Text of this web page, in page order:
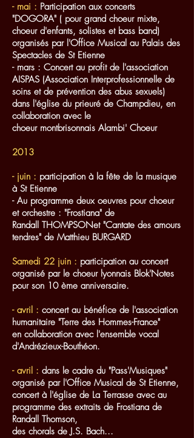
- mai : Participation aux concerts
"DOGORA" ( pour grand choeur mixte,
choeur d'enfants, solistes et bass band)
organisés par l'Office Musical au Palais des
Spectacles de St Etienne
- mars : Concert au profit de l'association
AISPAS (Association Interprofessionnelle de
soins et de prévention des abus sexuels)
dans l'église du prieuré de Champdieu, en
collaboration avec le
choeur montbrisonnais Alambi' Choeur
2013
- juin : participation à la fête de la musique
à St Etienne
- Au programme deux oeuvres pour choeur
et orchestre : "Frostiana" de
Randall THOMPSONet "Cantate des amours
tendres" de Matthieu BURGARD
Samedi 22 juin : participation au concert
organisé par le choeur lyonnais Blok'Notes
pour son 10 ème anniversaire.
- avril : concert au bénéfice de l'association
humanitaire "Terre des Hommes-France"
en collaboration avec l'ensemble vocal
d'Andrézieux-Bouthéon.
- avril : dans le cadre du "Pass'Musiques"
organisé par l'Office Musical de St Etienne,
concert à l'église de La Terrasse avec au
programme des extraits de Frostiana de
Randall Thomson,
des chorals de J.S. Bach...